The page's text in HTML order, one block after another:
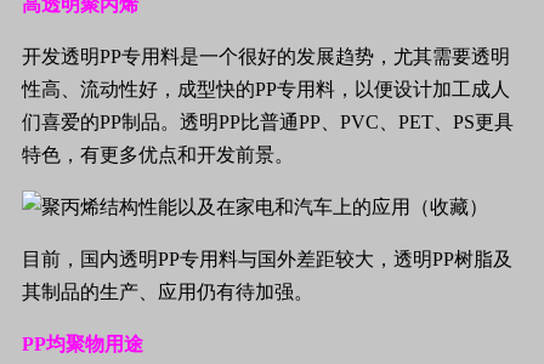
高透明聚丙烯
开发透明PP专用料是一个很好的发展趋势，尤其需要透明
性高、流动性好，成型快的PP专用料，以便设计加工成人
们喜爱的PP制品。透明PP比普通PP PVC PET PS更具
特色，有更多优点和开发前景。
目前，国内透明PP专用料与国外差距较大，透明PP树脂及
其制品的生产、应用仍有待加强。
PP均聚物用途